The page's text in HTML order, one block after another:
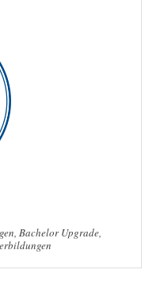
, Bachelor Upgrade,